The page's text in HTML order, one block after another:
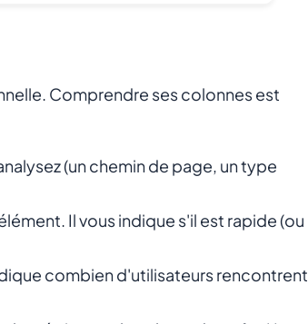
Comprendre ses colonnes est
(un chemin de page, un type
Il vous indique s'il est rapide (ou
combien d'utilisateurs rencontrent